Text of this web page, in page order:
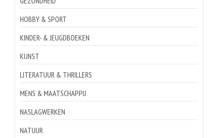
HOBBY & SPORT
KINDER- & JEUGDBOEKEN
KUNST
LITERATUUR & THRILLERS
MENS & MAATSCHAPPIJ
NASLAGWERKEN
NATUUR